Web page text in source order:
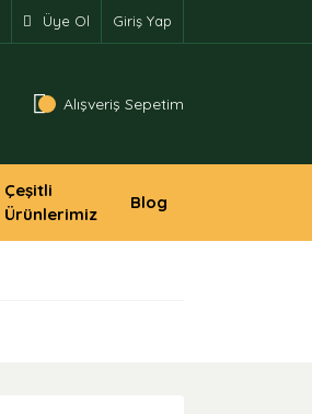
Üye Ol Giriş Yap
Alışveriş Sepetim
Çeşitli
Ürünlerimiz
Blog